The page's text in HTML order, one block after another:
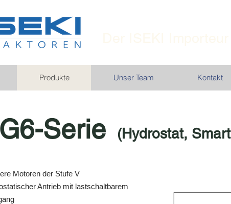
Serie (Hydrostat,
Motoren der Stufe V
Antrieb mit lastschaltbarem
Produkte Unser Team Kontakt